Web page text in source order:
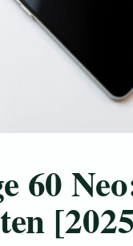
60